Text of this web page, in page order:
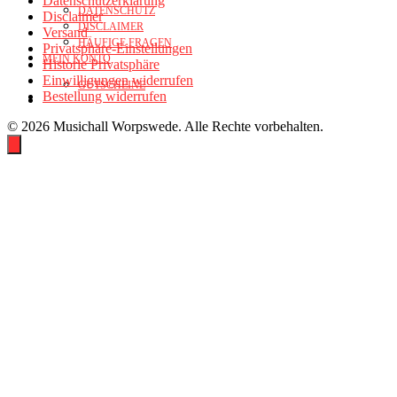
DATENSCHUTZ
DISCLAIMER
HÄUFIGE FRAGEN
MEIN KONTO
GUTSCHEINE
Disclaimer
Versand
Privatsphäre-Einstellungen
Historie Privatsphäre
Einwilligungen widerrufen
Bestellung widerrufen
© 2026 Musichall Worpswede. Alle Rechte vorbehalten.